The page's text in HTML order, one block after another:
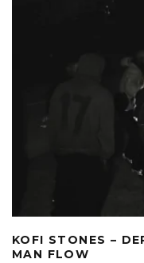
KOFI STONES –
MAN FLOW